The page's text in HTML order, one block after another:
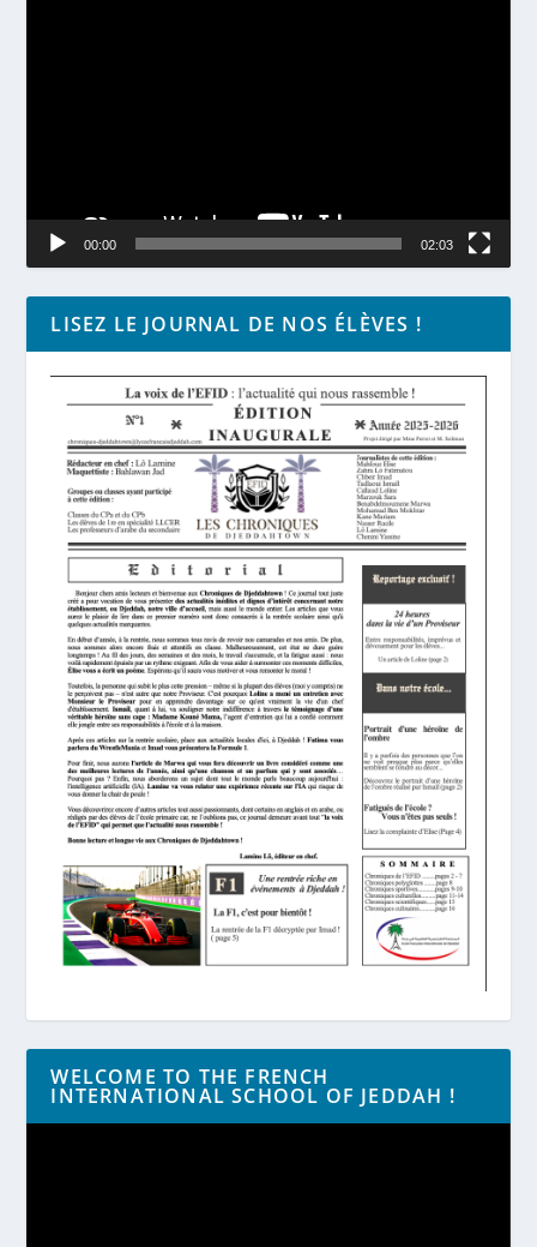
00:00 02:03
LISEZ LE JOURNAL DE NOS ÉLÈVES !
WELCOME TO THE FRENCH
INTERNATIONAL SCHOOL OF JEDDAH !